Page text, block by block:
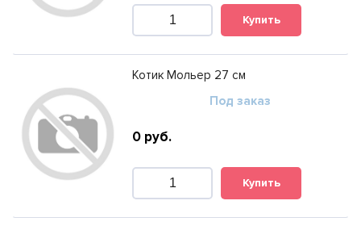
Купить
Котик Мольер 27 см
Под заказ
0 руб.
Купить